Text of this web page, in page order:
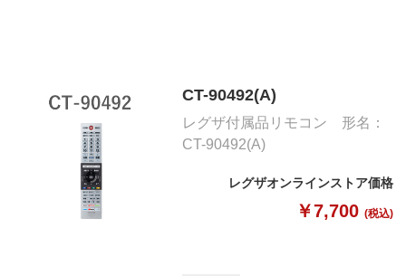
CT-90492(A)
レグザ付属品リモコン 形名：
CT-90492(A)
レグザオンラインストア価格
￥7,700 (税込)